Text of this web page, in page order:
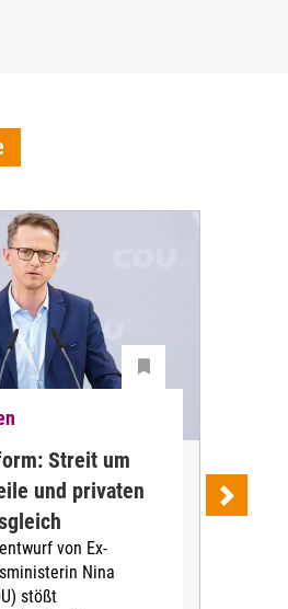
Streit um
und privaten
von Ex-
Nina
stößt